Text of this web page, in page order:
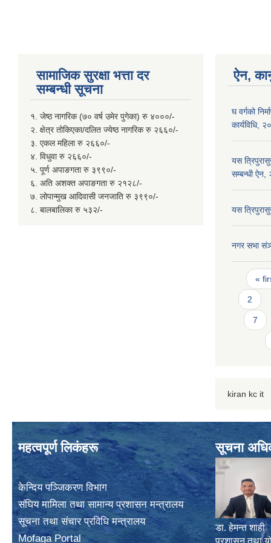
सामाजिक सुरक्षा भत्ता दर
सम्बन्धी सूचना
१. जेष्ठ नागरिक (७० वर्ष उमेर पुगेका) रु ४०००/-
२. क्षेत्र तोकिएका/दलित ज्येष्ठ नागरिक रु २६६०/-
३. एकल महिला रु २६६०/-
४. विधुवा रु २६६०/-
५. पूर्ण अपाङगता रु ३९९०/-
६. अति अशक्त अपाङगता रु २१२८/-
७. लोपान्मुख आदिवासी जनजाति रु ३९९०/-
८. बालबालिका रु ५३२/-
ऐन,
घ वर्गको
कार्यविधि,
यस
सम्बन्धी ऐन,
यस
नगर सभा
«
2
7
kiran kc it
महत्वपूर्ण लिकंहरू
केन्दिय पञ्जिकरण विभाग
संघिय मामिला तथा सामान्य प्रशासन मन्त्रालय
सूचना तथा संचार प्रविधि मन्त्रालय
Mofaga Portal
सूचना
डा. हेमन्त शाही
प्रशासन तथा